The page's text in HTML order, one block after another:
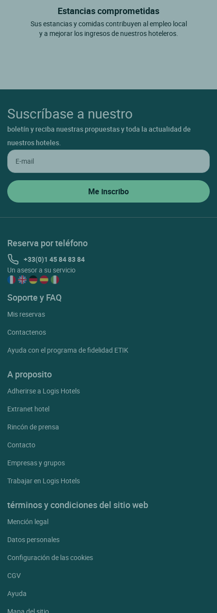
Estancias comprometidas
Sus estancias y comidas contribuyen al empleo local
y a mejorar los ingresos de nuestros hoteleros.
Suscríbase a nuestro
boletín y reciba nuestras propuestas y toda la actualidad de
nuestros hoteles.
Reserva por teléfono
+33(0)1 45 84 83 84
Un asesor a su servicio
Soporte y FAQ
Mis reservas
Contactenos
Ayuda con el programa de fidelidad ETIK
A proposito
Adherirse a Logis Hotels
Extranet hotel
Rincón de prensa
Contacto
Empresas y grupos
Trabajar en Logis Hotels
términos y condiciones del sitio web
Mención legal
Datos personales
Configuración de las cookies
CGV
Ayuda